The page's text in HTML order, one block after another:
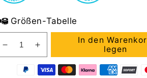
Größen-Tabelle
Verringere
die
Menge
Erhöhe
die
Menge
In den
legen